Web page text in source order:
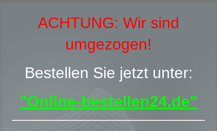
ACHTUNG: Wir sind
umgezogen!
Bestellen Sie jetzt unter:
"Online-bestellen24.de"